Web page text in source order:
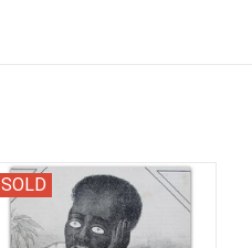
SOLD
"Lektuur voor de Nederlandsche
Jeugd. Gebeurtenissen [uit de]
Nederlandsche geschiedenis,
bijzonderheden van den almanak,